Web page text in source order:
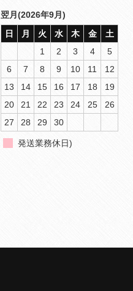
翌月(2026年9月)
日
月 火 水 木 金
土
1
2 3 4
5
6
7 8 9 10 11
12
13
14 15 16 17 18
19
20
21 22 23 24 25
26
27
28 29 30
発送業務休日)